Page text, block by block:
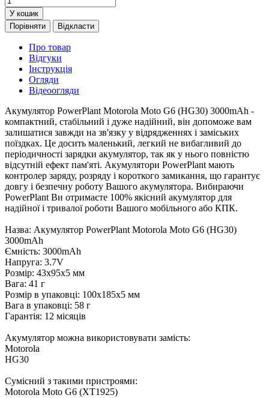
У кошик
Порівняти
Відкласти
Про товар
Відгуки
Інструкція
Огляди
Відеоогляди
Акумулятор PowerPlant Motorola Moto G6 (HG30) 3000mAh -
компактний, стабільний і дуже надійний, він допоможе вам
залишатися завжди на зв'язку у відрядженнях і заміських
поїздках. Це досить маленький, легкий не вибагливий до
періодичності зарядки акумулятор, так як у нього повністю
відсутній ефект пам'яті. Акумулятори PowerPlant мають
контролер заряду, розряду і короткого замикання, що гарантує
довгу і безпечну роботу Вашого акумулятора. Вибираючи
PowerPlant Ви отримаєте 100% якісний акумулятор для
надійної і тривалої роботи Вашого мобільного або КПК.
Назва: Акумулятор PowerPlant Motorola Moto G6 (HG30)
3000mAh
Ємність: 3000mAh
Напруга: 3.7V
Розмір: 43x95x5 мм
Вага: 41 г
Розмір в упаковці: 100x185x5 мм
Вага в упаковці: 58 г
Гарантія: 12 місяців
Акумулятор можна використовувати замість:
Motorola
HG30
Сумісний з такими пристроями:
Motorola Moto G6 (XT1925)